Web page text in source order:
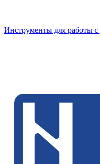
Инструменты для работы